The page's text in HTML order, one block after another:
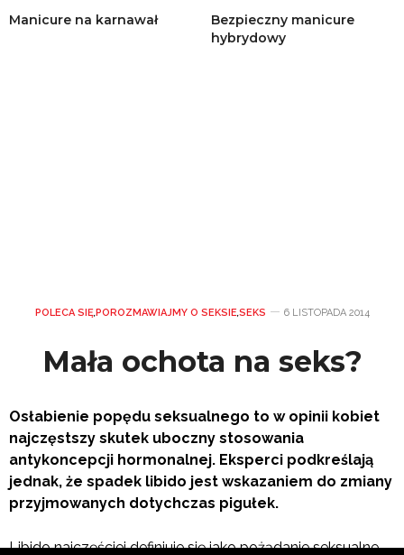
Manicure na karnawał
Bezpieczny manicure
hybrydowy
POLECA SIĘ,POROZMAWIAJMY O SEKSIE,SEKS 6 LISTOPADA 2014
Mała ochota na seks?
Osłabienie popędu seksualnego to w opinii kobiet
najczęstszy skutek uboczny stosowania
antykoncepcji hormonalnej. Eksperci podkreślają
jednak, że spadek libido jest wskazaniem do zmiany
przyjmowanych dotychczas pigułek.
Libido najczęściej definiuje się jako pożądanie seksualne